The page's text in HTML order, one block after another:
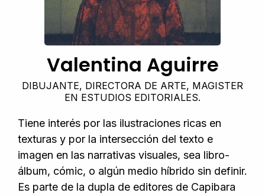
Valentina Aguirre
DIBUJANTE, DIRECTORA DE ARTE, MAGISTER
EN ESTUDIOS EDITORIALES.
Tiene interés por las ilustraciones ricas en
texturas y por la intersección del texto e
imagen en las narrativas visuales, sea libro-
álbum, cómic, o algún medio híbrido sin definir.
Es parte de la dupla de editores de Capibara